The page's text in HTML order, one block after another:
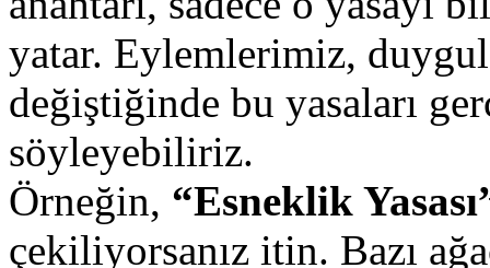
yatar. Eylemlerimiz,
değiştiğinde bu yasaları
söyleyebiliriz.
Örneğin, “Esneklik
çekiliyorsanız itin. Bazı